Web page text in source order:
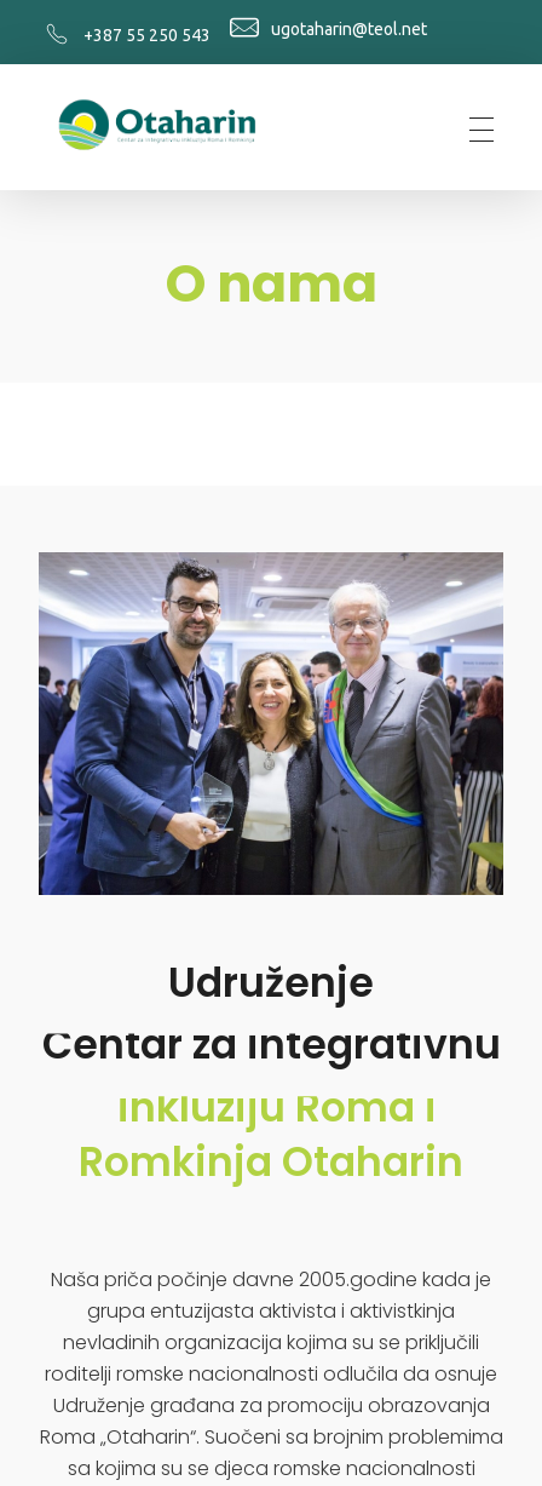
+387 55 250 543 ugotaharin@teol.net
O nama
Udruženje
Centar za integrativnu
inkluziju Roma i
Romkinja Otaharin
Naša priča počinje davne 2005.godine kada je
grupa entuzijasta aktivista i aktivistkinja
nevladinih organizacija kojima su se priključili
roditelji romske nacionalnosti odlučila da osnuje
Udruženje građana za promociju obrazovanja
Roma „Otaharin“. Suočeni sa brojnim problemima
sa kojima su se djeca romske nacionalnosti